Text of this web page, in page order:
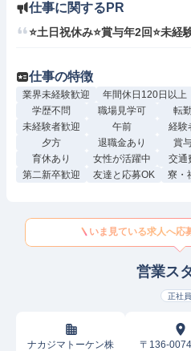
仕事に関するPR
⭐土日祝休み⭐賞与年2回⭐未経
仕事の特徴
業界未経験歓迎 年間休日120日以上
学歴不問
職場見学可 転
未経験者歓迎
午前 経験
夕方
退職金あり 賞
育休あり
女性が活躍中 交通
第二新卒歓迎
友達と応募OK 寮・
いま見ている求人へ応
営業ス
正社員
ナカジマトーケン株 〒136-